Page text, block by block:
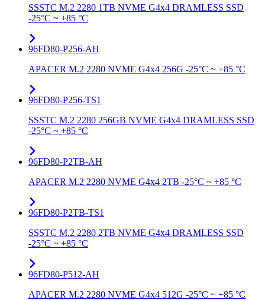
SSSTC M.2 2280 1TB NVME G4x4 DRAMLESS SSD
-25°C ~ +85 °C
96FD80-P256-AH
APACER M.2 2280 NVME G4x4 256G -25°C ~ +85 °C
96FD80-P256-TS1
SSSTC M.2 2280 256GB NVME G4x4 DRAMLESS SSD
-25°C ~ +85 °C
96FD80-P2TB-AH
APACER M.2 2280 NVME G4x4 2TB -25°C ~ +85 °C
96FD80-P2TB-TS1
SSSTC M.2 2280 2TB NVME G4x4 DRAMLESS SSD
-25°C ~ +85 °C
96FD80-P512-AH
APACER M.2 2280 NVME G4x4 512G -25°C ~ +85 °C